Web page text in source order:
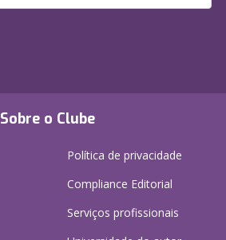
Sobre o Clube
Política de privacidade
Compliance Editorial
Serviços profissionais